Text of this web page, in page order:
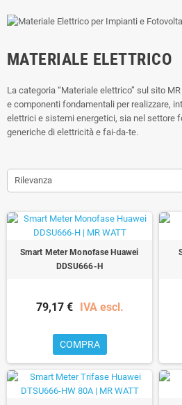
MATERIALE ELETTRICO
La categoria “Materiale elettrico” sul sito
e componenti fondamentali per realizzare,
elettrici e sistemi energetici, sia nel settore
generiche di elettricità e fai-da-te.
Rilevanza
Smart Meter Monofase Huawei
DDSU666-H
79,17 € IVA escl.
COMPRA